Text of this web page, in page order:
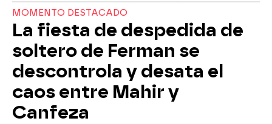
MOMENTO DESTACADO
La fiesta de despedida de
soltero de Ferman se
descontrola y desata el
caos entre Mahir y
Canfeza